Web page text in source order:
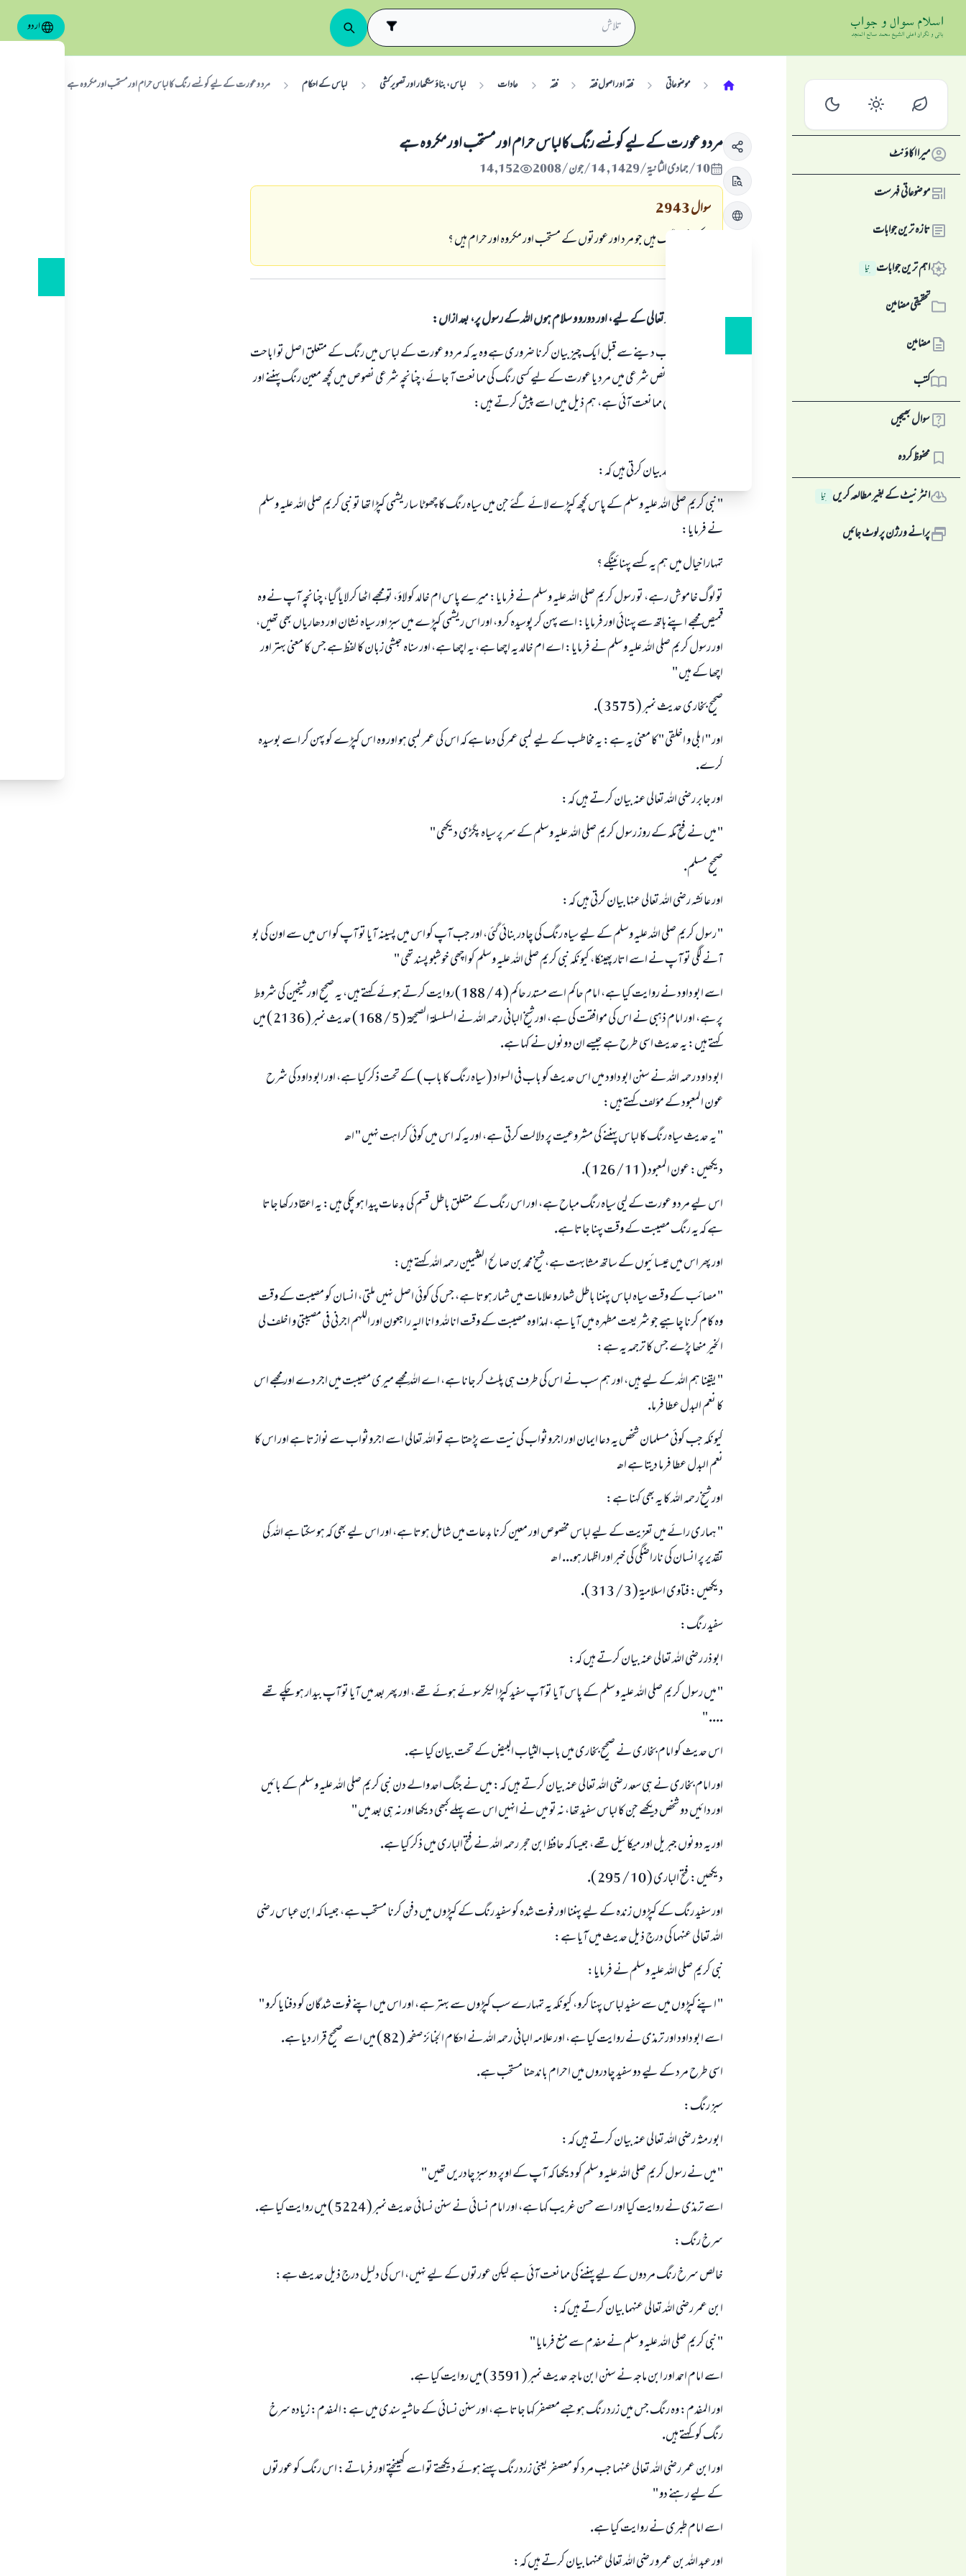
اردو
میرا اکاؤنٹ
موضوعاتی فہرست
تازہ ترین جوابات
اہم ترین جوابات نِیا
تحقیقی مضامین
مضامین
کتب
سوال بھیجیں
محفوظ کردہ
انٹرنیٹ کے بغیر مطالعہ کریں نِیا
پرانے ورژن پر لوٹ جائیں
موضوعاتی فقہ اور اصول فقہ فقہ عادات لباس، بناؤ سنگھار اور تصویر کشی لباس کے احکام مرد و عورت كے ليے كونسے رنگ كا لباس حرام اور مستحب اور مكروہ ہے
مرد و عورت كے ليے كونسے رنگ كا لباس حرام اور مستحب اور مكروہ ہے
10/جمادى الثانية/1429 , 14/جون/2008 14,152
سوال2943
وہ كونسے رنگ ہيں جو مرد اور عورتوں كے مستحب اور مكروہ اور حرام ہيں ؟
ہمہ قسم کی حمد اللہ تعالی کے لیے، اور دورو و سلام ہوں اللہ کے رسول پر، بعد ازاں:
اس سوال كا جواب دينے سے قبل ايك چيز بيان كرنا ضرورى ہے وہ يہ كہ مرد و عورت كے لباس ميں رنگ كے متعلق اصل تو اباحت
ہى ہے، الا يہ كہ نص شرعى ميں مرد يا عورت كے ليے كسى رنگ كى ممانعت آ جائے، چنانچہ شرعى نصوص ميں كچھ معين رنگ پہننے اور
كچھ معين رنگ كى ممانعت آئى ہے، ہم ذيل ميں اسے پيش كرتے ہيں:
ام خالد بنت خالد بيان كرتى ہيں كہ:
" نبى كريم صلى اللہ عليہ وسلم كے پاس كچھ كپڑے لائے گئے جن ميں سياہ رنگ كا چھوٹا سا ريشمى كپڑا تھا تو نبى كريم صلى اللہ عليہ وسلم
نے فرمايا:
تمہارا خيال ميں ہم يہ كسے پہنائينگے ؟
تو لوگ خاموش رہے، تو رسول كريم صلى اللہ عليہ وسلم نے فرمايا: ميرے پاس ام خالد كو لاؤ، تو مجھے اٹھا كر لايا گيا، چنانچہ آپ نے وہ
قميص مجھے اپنے ہاتھ سے پہنائى اور فرمايا: اسے پہن كر پوسيدہ كرو، اور اس ريشمى كپڑے ميں سبز اور سياہ نشان اور دھارياں بھى تھيں،
اور رسول كريم صلى اللہ عليہ وسلم نے فرمايا: اے ام خالد يہ اچھا ہے، يہ اچھا ہے، اور سناہ حبشى زبان كا لفظ ہے جس كا معنى بہتر اور
اچھا كے ہيں "
صحيح بخارى حديث نمبر ( 3575 ).
اور " ابلى و اخلقى " كا معنى يہ ہے: يہ مخاطب كے ليے لمبى عمر كى دعا ہے كہ اس كى عمر لمبى ہو اور وہ اس كپڑے كو پہن كر اسے بوسيدہ
كرے.
اور جابر رضى اللہ تعالى عنہ بيان كرتے ہيں كہ:
" ميں نے فتح مكہ كے روز رسول كريم صلى اللہ عليہ وسلم كے سر پر سياہ پگڑى ديكھى "
صحيح مسلم.
اور عائشہ رضى اللہ تعالى عنہا بيان كرتى ہيں كہ:
" رسول كريم صلى اللہ عليہ وسلم كے ليے سياہ رنگ كى چادر بنائى گئى، اور جب آپ كو اس ميں پسينہ آيا تو آپ كو اس ميں سے اون كى بو
آنے لگى تو آپ نے اسے اتار پھينكا، كيونكہ نبى كريم صلى اللہ عليہ وسلم كو اچھى خوشبو پسند تھى "
اسے ابو داود نے روايت كيا ہے، امام حاكم اسے مستدر حاكم ( 4 / 188 ) روايت كرتے ہوئے كہتے ہيں، يہ صحيح اور شيخين كى شروط
پر ہے، اور امام ذہبى نے اس كى موافقت كى ہے، اور شيخ البانى رحمہ اللہ نے السلسلۃ الصحيحۃ ( 5 / 168 ) حديث نمبر ( 2136 ) ميں
كہتے ہيں: يہ حديث اسى طرح ہے جيسے ان دونوں نے كہا ہے.
ابو داود رحمہ اللہ نے سنن ابو داود ميں اس حديث كو باب فى السواد ( سياہ رنگ كا باب ) كے تحت ذكر كيا ہے، اور ابو داود كى شرح
عون المعبود كے مؤلف كہتے ہيں:
" يہ حديث سياہ رنگ كا لباس پہننے كى مشروعيت پر دلالت كرتى ہے، اور يہ كہ اس ميں كوئى كراہت نہيں " اھـ
ديكھيں: عون المعبود ( 11 / 126 ).
اس ليے مرد و عورت كے ليى سياہ رنگ مباح ہے، اور اس رنگ كے متعلق باطل قسم كى بدعات پيدا ہو چكى ہيں: يہ اعقاد ركھا جاتا
ہے كہ يہ رنگ مصيبت كے وقت پہنا جاتا ہے.
اور پھر اس ميں عيسائيوں كے ساتھ مشابہت ہے، شيخ محمد بن صالح العثيمين رحمہ اللہ كہتے ہيں:
" مصائب كے وقت سياہ لباس پہننا باطل شعار و علامات ميں شمار ہوتا ہے، جس كى كوئى اصل نہيں ملتى، انسان كو مصيبت كے وقت
وہ كام كرنا چاہيے جو شريعت مطہرہ ميں آيا ہے، لہذا وہ مصيبت كے وقت انا للہ و انا اليہ راجعون اور اللہم اجرنى في مصيبتى و اخلف لي
الخير منھا پڑے جس كا ترجمہ يہ ہے:
" يقينا ہم اللہ كے ليے ہيں، اور ہم سب نے اس كى طرف ہى پلٹ كر جانا ہے، اے اللہ مجھے ميرى مصيبت ميں اجر دے اور مجھے اس
كا نعم البدل عطا فرما.
كيونكہ جب كوئى مسلمان شخص يہ دعا ايمان اور اجروثواب كى نيت سے پڑھتا ہے تو اللہ تعالى اسے اجروثواب سے نوازتا ہے اور اس كا
نعم البدل عطا فرما ديتا ہے اھـ
اور شيخ رحمہ اللہ كا يہ بھى كہنا ہے:
" ہمارى رائے ميں تعزيت كے ليے لباس مخصوص اور معين كرنا بدعات ميں شامل ہوتا ہے، اور اس ليے بھى كہ ہو سكتا ہے اللہ كى
تقدير پر انسان كى ناراضگى كى خبر اور اظہار ہو... ا ھـ
ديكھيں: فتاوى اسلاميۃ ( 3 / 313 ).
سفيد رنگ:
ابو ذر رضى اللہ تعالى عنہ بيان كرتے ہيں كہ:
" ميں رسول كريم صلى اللہ عليہ وسلم كے پاس آيا تو آپ سفيد كپڑا ليكر سوئے ہوئے تھے، اور پھر بعد ميں آيا تو آپ بيدار ہو چكے تھے
.... "
اس حديث كو امام بخارى نے صحيح بخارى ميں باب الثياب البيض كے تحت بيان كيا ہے.
اور امام بخارى نے ہى سعد رضى اللہ تعالى عنہ بيان كرتے ہيں كہ: ميں نے جنگ احد والے دن نبى كريم صلى اللہ عليہ وسلم كے بائيں
اور دائيں دو شخص ديكھے جن كا لباس سفيد تھا، نہ تو ميں نے انہيں اس سے پہلے كبھى ديكھا اور نہ ہى بعد ميں "
اور يہ دونوں جبريل اور ميكائيل تھے، جيسا كہ حافظ ابن حجر رحمہ اللہ نے فتح البارى ميں ذكر كيا ہے.
ديكھيں: فتح البارى ( 10 / 295 ).
اور سفيد رنگ كے كپڑوں زندہ كے ليے پہننا اور فوت شدہ كو سفيد رنگ كے كپڑوں ميں دفن كرنا مستحب ہے، جيسا كہ ابن عباس رضى
اللہ تعالى عنہما كى درج ذيل حديث ميں آيا ہے:
نبى كريم صلى اللہ عليہ وسلم نے فرمايا:
" اپنے كپڑوں ميں سے سفيد لباس پہنا كرو، كيونكہ يہ تمہارے سب كپڑوں سے بہتر ہے، اور اس ميں اپنے فوت شدگان كو دفنايا كرو "
اسے ابو داود اور ترمذى نے روايت كيا ہے، اور علامہ البانى رحمہ اللہ نے احكام الجنائز صفحہ ( 82 ) ميں اسے صحيح قرار ديا ہے.
اسى طرح مرد كے ليے دو سفيد چادروں ميں احرام باندھنا مستحب ہے.
سبز رنگ:
ابو رمثہ رضى اللہ تعالى عنہ بيان كرتے ہيں كہ:
" ميں نے رسول كريم صلى اللہ عليہ وسلم كو ديكھا كہ آپ كے اوپر دو سبز چادريں تھيں "
اسے ترمذى نے روايت كيا اور اسے حسن غريب كہا ہے، اور امام نسائى نے سنن نسائى حديث نمبر ( 5224 ) ميں روايت كيا ہے.
سرخ رنگ:
خالص سرخ رنگ مردوں كے ليے پہننے كى ممانعت آئى ہے ليكن عورتوں كے ليے نہيں، اس كى دليل درج ذيل حديث ہے:
ابن عمر رضى اللہ تعالى عنہما بيان كرتے ہيں كہ:
" نبى كريم صلى اللہ عليہ وسلم نے مفدم سے منع فرمايا "
اسے امام احمد اور ابن ماجہ نے سنن ابن ماجہ حديث نمبر ( 3591 ) ميں روايت كيا ہے.
اور المفدم: وہ رنگ جس ميں زرد رنگ ہو جسےمعصفر كہا جاتا ہے، اور سنن نسائى كے حاشيہ سندى ميں ہے: المفدم: زيادہ سرخ
رنگ كو كہتے ہيں.
اور ابن عمر رضى اللہ تعالى عنہما جب مرد كو معصفر يعنى زرد رنگ پہنے ہوئے ديكھتے تو اسے كھينچتے اور فرماتے: اس رنگ كو عورتوں
كے ليے رہنے دو "
اسے امام طبرى نے روايت كيا ہے.
اور عبد اللہ بن عمرو رضى اللہ تعالى عنہما بيان كرتے ہيں كہ:
جواب نمبر 110845 نے نکاح ٹوٹنے سے بچایا۔
امت مسلمہ کے واسطے جوابات پیش کرنے کے لیے ہماری مدد کریں
ابھی تعاون کریں